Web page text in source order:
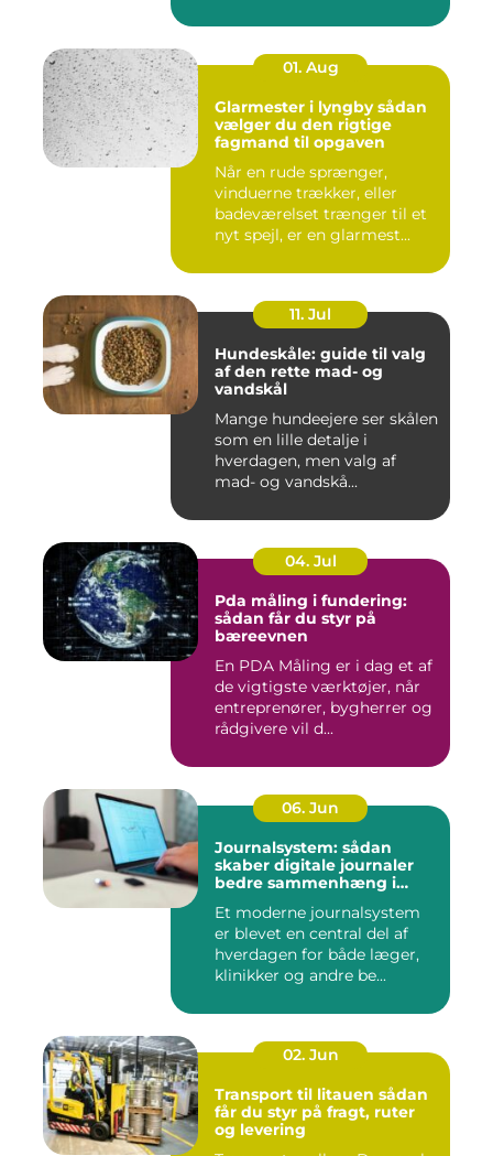
01. Aug
Glarmester i lyngby sådan
vælger du den rigtige
fagmand til opgaven
Når en rude sprænger,
vinduerne trækker, eller
badeværelset trænger til et
nyt spejl, er en glarmest...
11. Jul
Hundeskåle: guide til valg
af den rette mad- og
vandskål
Mange hundeejere ser skålen
som en lille detalje i
hverdagen, men valg af
mad- og vandskå...
04. Jul
Pda måling i fundering:
sådan får du styr på
bæreevnen
En PDA Måling er i dag et af
de vigtigste værktøjer, når
entreprenører, bygherrer og
rådgivere vil d...
06. Jun
Journalsystem: sådan
skaber digitale journaler
bedre sammenhæng i
Et moderne journalsystem
er blevet en central del af
hverdagen for både læger,
klinikker og andre be...
02. Jun
Transport til litauen sådan
får du styr på fragt, ruter
og levering